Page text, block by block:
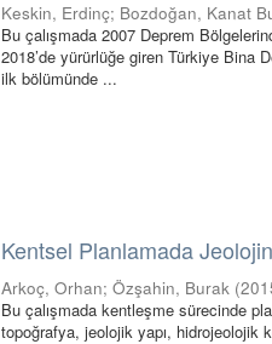
Keskin, Erdinç; Bozdoğan, Kanat
Bu çalışmada 2007 Deprem
2018’de yürürlüğe giren Türkiye Bina
ilk bölümünde ...
Kentsel Planlamada
Arkoç, Orhan;Özşahin, Burak (
Bu çalışmada kentleşme sürecinde
topoğrafya, jeolojik yapı, hidrojeolojik